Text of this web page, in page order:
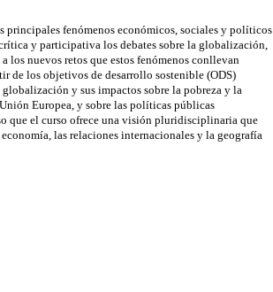
principales fenómenos económicos, sociales y políticos
y participativa los debates sobre la globalización,
los nuevos retos que estos fenómenos conllevan
de los objetivos de desarrollo sostenible (ODS)
y sus impactos sobre la pobreza y la
Europea, y sobre las políticas públicas
que el curso ofrece una visión pluridisciplinaria que
las relaciones internacionales y la geografía